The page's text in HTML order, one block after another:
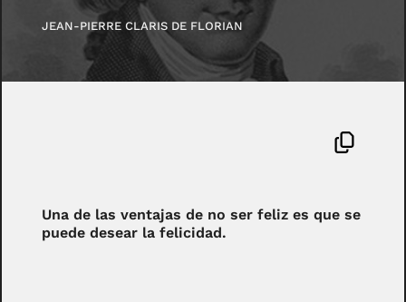
JEAN-PIERRE CLARIS DE FLORIAN
Una de las ventajas de no ser feliz es que se
puede desear la felicidad.